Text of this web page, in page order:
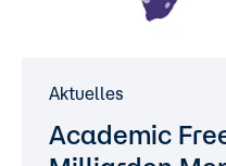
Aktuelles
Academic